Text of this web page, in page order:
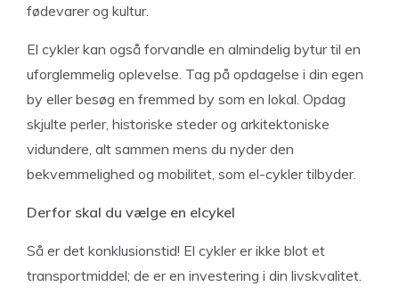
fødevarer og kultur.
El cykler kan også forvandle en almindelig bytur til en
uforglemmelig oplevelse. Tag på opdagelse i din egen
by eller besøg en fremmed by som en lokal. Opdag
skjulte perler, historiske steder og arkitektoniske
vidundere, alt sammen mens du nyder den
bekvemmelighed og mobilitet, som el-cykler tilbyder.
Derfor skal du vælge en elcykel
Så er det konklusionstid! El cykler er ikke blot et
transportmiddel; de er en investering i din livskvalitet.